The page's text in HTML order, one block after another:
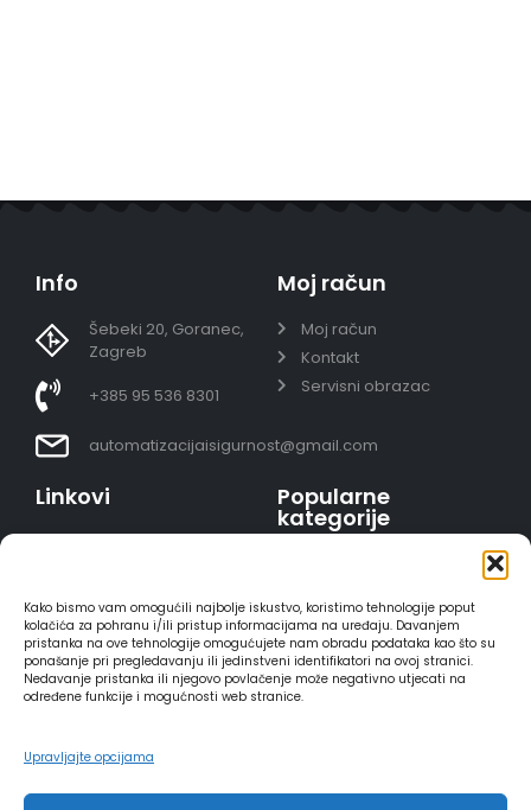
Kako bismo vam omogućili najbolje iskustvo, koristimo tehnologije poput
kolačića za pohranu i/ili pristup informacijama na uređaju. Davanjem
pristanka na ove tehnologije omogućujete nam obradu podataka kao što su
ponašanje pri pregledavanju ili jedinstveni identifikatori na ovoj stranici.
Nedavanje pristanka ili njegovo povlačenje može negativno utjecati na
određene funkcije i mogućnosti web stranice.
Upravljajte opcijama
Info
Šebeki 20, Goranec,
Zagreb
+385 95 536 8301
automatizacijaisigurnost@gmail.com
Moj račun
Moj račun
Kontakt
Servisni obrazac
Linkovi
Sigurno plaćanje
karticama
Dostava
Načini plaćanja
Raskid ugovora
Popularne
kategorije
Video nadzor - kompleti
AJAX alarmi
HIKVISION portafoni
REOLINK kamere
DVC portafoni